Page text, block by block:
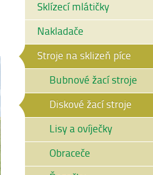
Sklízecí mlátičky
Nakladače
Stroje na sklizeň píce
Bubnové žací stroje
Diskové žací stroje
Lisy a ovíječky
Obraceče